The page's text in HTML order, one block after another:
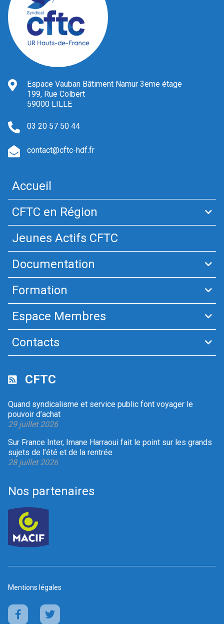
Espace Vauban Bâtiment Namur 3eme étage
199, Rue Colbert
59000 LILLE
03 20 57 50 44
contact@cftc-hdf.fr
Accueil
CFTC en Région
Jeunes Actifs CFTC
Documentation
Formation
Espace Membres
Contacts
CFTC
Quand syndicalisme et service public font voyager le
pouvoir d’achat
29 juillet 2026
Sur France Inter, Imane Harraoui fait le point sur les grands
sujets de l’été et de la rentrée
28 juillet 2026
Nos partenaires
Mentions légales